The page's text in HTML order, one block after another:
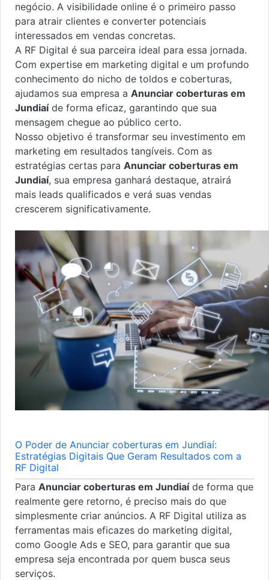
negócio. A visibilidade online é o primeiro passo
para atrair clientes e converter potenciais
interessados em vendas concretas.
A RF Digital é sua parceira ideal para essa jornada.
Com expertise em marketing digital e um profundo
conhecimento do nicho de toldos e coberturas,
ajudamos sua empresa a Anunciar coberturas em
Jundiaíde forma eficaz, garantindo que sua
mensagem chegue ao público certo.
Nosso objetivo é transformar seu investimento em
marketing em resultados tangíveis. Com as
estratégias certas para Anunciar coberturas em
Jundiaí, sua empresa ganhará destaque, atrairá
mais leads qualificados e verá suas vendas
crescerem significativamente.
O Poder de Anunciar coberturas em Jundiaí:
Estratégias Digitais Que Geram Resultados com a
RF Digital
Para Anunciar coberturas em Jundiaíde forma que
realmente gere retorno, é preciso mais do que
simplesmente criar anúncios. A RF Digital utiliza as
ferramentas mais eficazes do marketing digital,
como Google Ads e SEO, para garantir que sua
empresa seja encontrada por quem busca seus
serviços.